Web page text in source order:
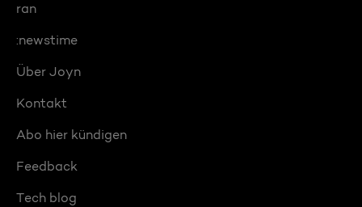
ran
:newstime
Über Joyn
Kontakt
Abo hier kündigen
Feedback
Tech blog